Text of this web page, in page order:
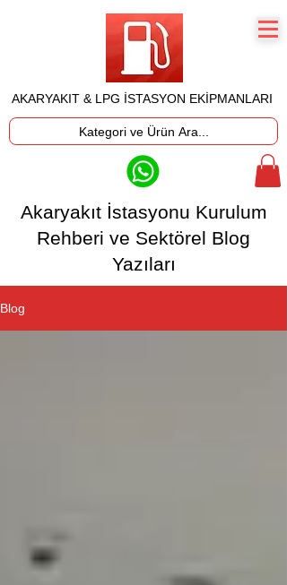
AKARYAKIT & LPG İSTASYON EKİPMANLARI
Kategori ve Ürün Ara...
Akaryakıt İstasyonu Kurulum
Rehberi ve Sektörel Blog
Yazıları
Blog